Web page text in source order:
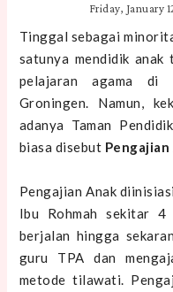
Friday, January
Tinggal sebagai
satunya mendidik anak
pelajaran agama di
Groningen. Namun,
adanya Taman
biasa disebut Pengajian
Pengajian Anak
Ibu Rohmah sekitar 4
berjalan hingga
guru TPA dan
metode tilawati.